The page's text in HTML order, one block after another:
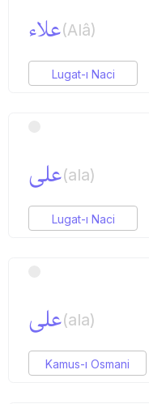
علاء(Alâ)
Lugat-ı Naci
علی(ala)
Lugat-ı Naci
علی(ala)
Kamus-ı Osmani